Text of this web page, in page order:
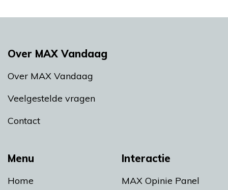
Menu
Home
Interactie
MAX Opinie Panel
Over MAX Vandaag
Over MAX Vandaag
Veelgestelde vragen
Contact